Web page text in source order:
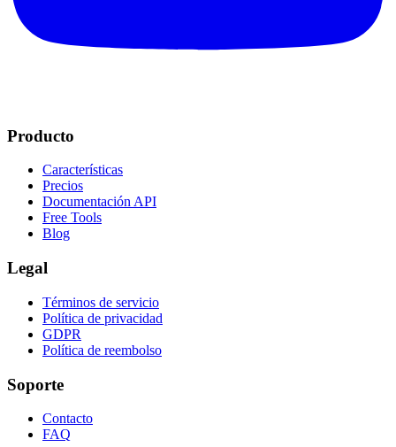
Producto
Características
Precios
Documentación API
Free Tools
Blog
Legal
Términos de servicio
Política de privacidad
GDPR
Política de reembolso
Soporte
Contacto
FAQ